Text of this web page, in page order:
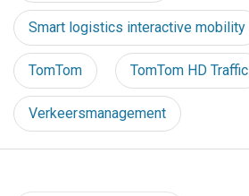
Smart logistics interactive mobility
TomTom TomTom HD Traffic
Verkeersmanagement